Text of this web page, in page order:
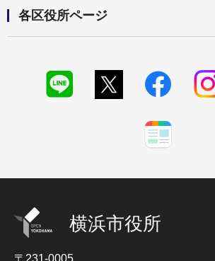
各区役所ページ
横浜市役所
〒231-0005